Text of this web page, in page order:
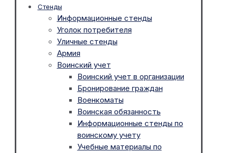
Стенды
Информационные стенды
Уголок потребителя
Уличные стенды
Армия
Воинский учет
Воинский учет в организации
Бронирование граждан
Военкоматы
Воинская обязанность
Информационные стенды по
воинскому учету
Учебные материалы по